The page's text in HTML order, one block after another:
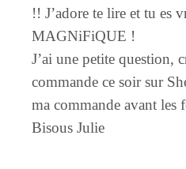
!! J’adore te lire et tu es
MAGNiFiQUE !
J’ai une petite question,
commande ce soir sur
ma commande avant les
Bisous Julie